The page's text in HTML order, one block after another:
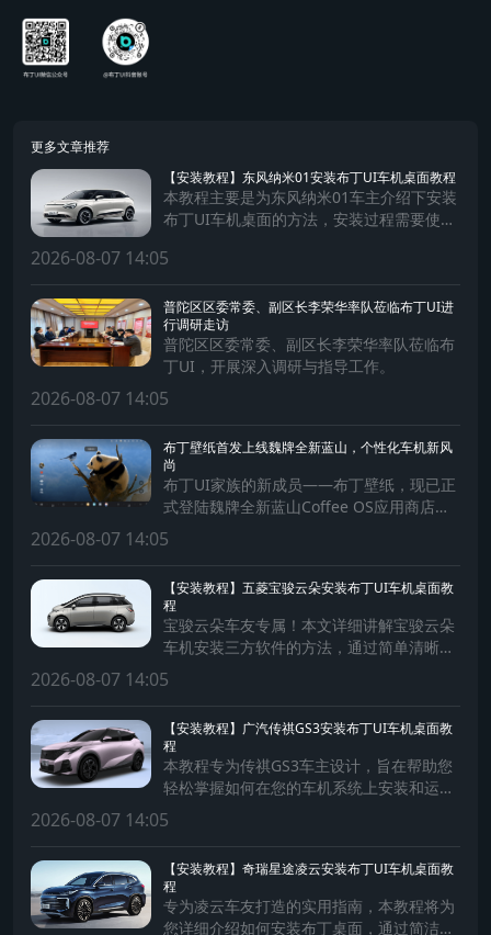
更多文章推荐
【安装教程】东风纳米01安装布丁UI车机桌面教程
本教程主要是为东风纳米01车主介绍下安装
布丁UI车机桌面的方法，安装过程需要使用
2026-08-07 14:05
普陀区区委常委、副区长李荣华率队莅临布丁UI进
行调研走访
普陀区区委常委、副区长李荣华率队莅临布
丁UI，开展深入调研与指导工作。
2026-08-07 14:05
布丁壁纸首发上线魏牌全新蓝山，个性化车机新风
尚
布丁UI家族的新成员——布丁壁纸，现已正
式登陆魏牌全新蓝山Coffee OS应用商店，
为蓝山车主带来前所未有的个性化出行体
验！
2026-08-07 14:05
【安装教程】五菱宝骏云朵安装布丁UI车机桌面教
程
宝骏云朵车友专属！本文详细讲解宝骏云朵
车机安装三方软件的方法，通过简单清晰的
步骤，助您轻松为车机安装软件，拓展车机
系统功能，提升驾驶体验。
2026-08-07 14:05
【安装教程】广汽传祺GS3安装布丁UI车机桌面教
程
本教程专为传祺GS3车主设计，旨在帮助您
轻松掌握如何在您的车机系统上安装和运行
第三方软件。通过简单易懂的步骤，确保每
位车主都能安全、快捷地扩展车机功能，享
2026-08-07 14:05
【安装教程】奇瑞星途凌云安装布丁UI车机桌面教
程
专为凌云车友打造的实用指南，本教程将为
您详细介绍如何安装布丁桌面，通过简洁明